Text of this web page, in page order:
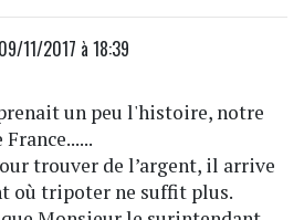
11/2017 à 18:39
un peu l'histoire, notre
trouver de l’argent, il arrive
où tripoter ne suffit plus.